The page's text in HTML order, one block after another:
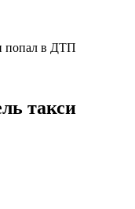
попал в ДТП
такси